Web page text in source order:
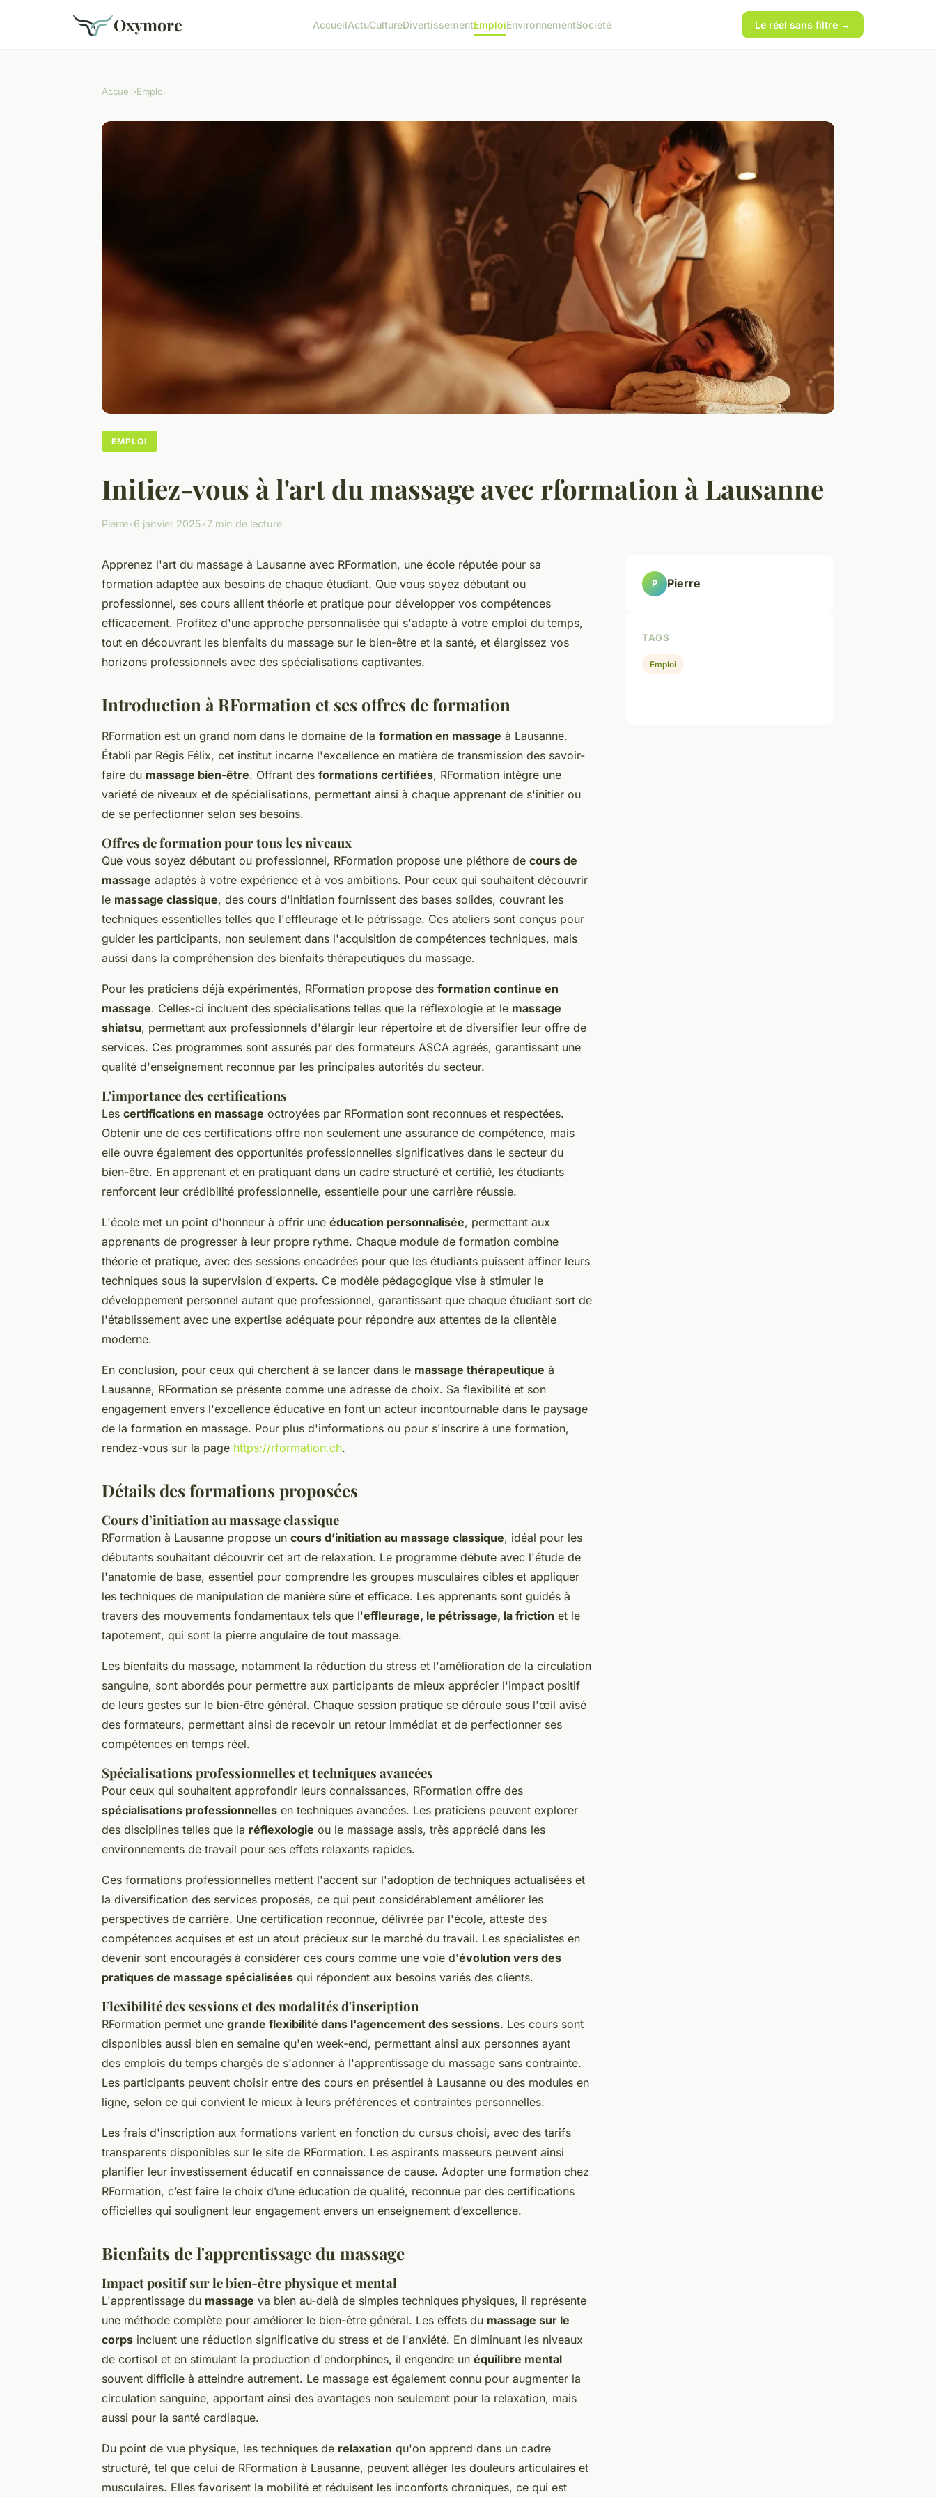
Oxymore AccueilActuCultureDivertissementEmploiEnvironnementSociété Le réel sans filtre →
Accueil›Emploi
EMPLOI
Initiez-vous à l'art du massage avec rformation à Lausanne
Pierre•6 janvier 2025•7 min de lecture
Apprenez l'art du massage à Lausanne avec RFormation, une école réputée pour sa
formation adaptée aux besoins de chaque étudiant. Que vous soyez débutant ou
professionnel, ses cours allient théorie et pratique pour développer vos compétences
efficacement. Profitez d'une approche personnalisée qui s'adapte à votre emploi du temps,
tout en découvrant les bienfaits du massage sur le bien-être et la santé, et élargissez vos
horizons professionnels avec des spécialisations captivantes.
Introduction à RFormation et ses offres de formation
RFormation est un grand nom dans le domaine de la formation en massage à Lausanne.
Établi par Régis Félix, cet institut incarne l'excellence en matière de transmission des savoir-
faire du massage bien-être. Offrant des formations certifiées, RFormation intègre une
variété de niveaux et de spécialisations, permettant ainsi à chaque apprenant de s'initier ou
de se perfectionner selon ses besoins.
Offres de formation pour tous les niveaux
Que vous soyez débutant ou professionnel, RFormation propose une pléthore de cours de
massage adaptés à votre expérience et à vos ambitions. Pour ceux qui souhaitent découvrir
le massage classique, des cours d'initiation fournissent des bases solides, couvrant les
techniques essentielles telles que l'effleurage et le pétrissage. Ces ateliers sont conçus pour
guider les participants, non seulement dans l'acquisition de compétences techniques, mais
aussi dans la compréhension des bienfaits thérapeutiques du massage.
Pour les praticiens déjà expérimentés, RFormation propose des formation continue en
massage. Celles-ci incluent des spécialisations telles que la réflexologie et le massage
shiatsu, permettant aux professionnels d'élargir leur répertoire et de diversifier leur offre de
services. Ces programmes sont assurés par des formateurs ASCA agréés, garantissant une
qualité d'enseignement reconnue par les principales autorités du secteur.
L'importance des certifications
Les certifications en massage octroyées par RFormation sont reconnues et respectées.
Obtenir une de ces certifications offre non seulement une assurance de compétence, mais
elle ouvre également des opportunités professionnelles significatives dans le secteur du
bien-être. En apprenant et en pratiquant dans un cadre structuré et certifié, les étudiants
renforcent leur crédibilité professionnelle, essentielle pour une carrière réussie.
L'école met un point d'honneur à offrir une éducation personnalisée, permettant aux
apprenants de progresser à leur propre rythme. Chaque module de formation combine
théorie et pratique, avec des sessions encadrées pour que les étudiants puissent affiner leurs
techniques sous la supervision d'experts. Ce modèle pédagogique vise à stimuler le
développement personnel autant que professionnel, garantissant que chaque étudiant sort de
l'établissement avec une expertise adéquate pour répondre aux attentes de la clientèle
moderne.
En conclusion, pour ceux qui cherchent à se lancer dans le massage thérapeutique à
Lausanne, RFormation se présente comme une adresse de choix. Sa flexibilité et son
engagement envers l'excellence éducative en font un acteur incontournable dans le paysage
de la formation en massage. Pour plus d'informations ou pour s'inscrire à une formation,
rendez-vous sur la page https://rformation.ch.
Détails des formations proposées
Cours d’initiation au massage classique
RFormation à Lausanne propose un cours d’initiation au massage classique, idéal pour les
débutants souhaitant découvrir cet art de relaxation. Le programme débute avec l'étude de
l'anatomie de base, essentiel pour comprendre les groupes musculaires cibles et appliquer
les techniques de manipulation de manière sûre et efficace. Les apprenants sont guidés à
travers des mouvements fondamentaux tels que l'effleurage, le pétrissage, la friction et le
tapotement, qui sont la pierre angulaire de tout massage.
Les bienfaits du massage, notamment la réduction du stress et l'amélioration de la circulation
sanguine, sont abordés pour permettre aux participants de mieux apprécier l'impact positif
de leurs gestes sur le bien-être général. Chaque session pratique se déroule sous l'œil avisé
des formateurs, permettant ainsi de recevoir un retour immédiat et de perfectionner ses
compétences en temps réel.
Spécialisations professionnelles et techniques avancées
Pour ceux qui souhaitent approfondir leurs connaissances, RFormation offre des
spécialisations professionnelles en techniques avancées. Les praticiens peuvent explorer
des disciplines telles que la réflexologie ou le massage assis, très apprécié dans les
environnements de travail pour ses effets relaxants rapides.
Ces formations professionnelles mettent l'accent sur l'adoption de techniques actualisées et
la diversification des services proposés, ce qui peut considérablement améliorer les
perspectives de carrière. Une certification reconnue, délivrée par l'école, atteste des
compétences acquises et est un atout précieux sur le marché du travail. Les spécialistes en
devenir sont encouragés à considérer ces cours comme une voie d'évolution vers des
pratiques de massage spécialisées qui répondent aux besoins variés des clients.
Flexibilité des sessions et des modalités d'inscription
RFormation permet une grande flexibilité dans l'agencement des sessions. Les cours sont
disponibles aussi bien en semaine qu'en week-end, permettant ainsi aux personnes ayant
des emplois du temps chargés de s'adonner à l'apprentissage du massage sans contrainte.
Les participants peuvent choisir entre des cours en présentiel à Lausanne ou des modules en
ligne, selon ce qui convient le mieux à leurs préférences et contraintes personnelles.
Les frais d'inscription aux formations varient en fonction du cursus choisi, avec des tarifs
transparents disponibles sur le site de RFormation. Les aspirants masseurs peuvent ainsi
planifier leur investissement éducatif en connaissance de cause. Adopter une formation chez
RFormation, c’est faire le choix d’une éducation de qualité, reconnue par des certifications
officielles qui soulignent leur engagement envers un enseignement d’excellence.
Bienfaits de l'apprentissage du massage
Impact positif sur le bien-être physique et mental
L'apprentissage du massage va bien au-delà de simples techniques physiques, il représente
une méthode complète pour améliorer le bien-être général. Les effets du massage sur le
corps incluent une réduction significative du stress et de l'anxiété. En diminuant les niveaux
de cortisol et en stimulant la production d'endorphines, il engendre un équilibre mental
souvent difficile à atteindre autrement. Le massage est également connu pour augmenter la
circulation sanguine, apportant ainsi des avantages non seulement pour la relaxation, mais
aussi pour la santé cardiaque.
Du point de vue physique, les techniques de relaxation qu'on apprend dans un cadre
structuré, tel que celui de RFormation à Lausanne, peuvent alléger les douleurs articulaires et
musculaires. Elles favorisent la mobilité et réduisent les inconforts chroniques, ce qui est
P Pierre
TAGS
Emploi